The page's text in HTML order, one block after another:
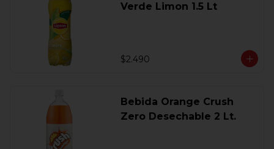
Verde Limon 1.5 Lt
$2.490
Bebida Orange Crush
Zero Desechable 2 Lt.